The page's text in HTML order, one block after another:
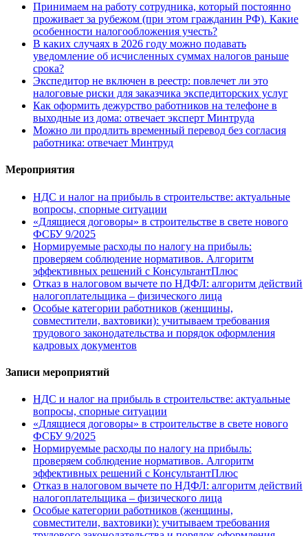
Принимаем на работу сотрудника, который постоянно
проживает за рубежом (при этом гражданин РФ). Какие
особенности налогообложения учесть?
В каких случаях в 2026 году можно подавать
уведомление об исчисленных суммах налогов раньше
срока?
Экспедитор не включен в реестр: повлечет ли это
налоговые риски для заказчика экспедиторских услуг
Как оформить дежурство работников на телефоне в
выходные из дома: отвечает эксперт Минтруда
Можно ли продлить временный перевод без согласия
работника: отвечает Минтруд
Мероприятия
НДС и налог на прибыль в строительстве: актуальные
вопросы, спорные ситуации
«Длящиеся договоры» в строительстве в свете нового
ФСБУ 9/2025
Нормируемые расходы по налогу на прибыль:
проверяем соблюдение нормативов. Алгоритм
эффективных решений с КонсультантПлюс
Отказ в налоговом вычете по НДФЛ: алгоритм действий
налогоплательщика – физического лица
Особые категории работников (женщины,
совместители, вахтовики): учитываем требования
трудового законодательства и порядок оформления
кадровых документов
Записи мероприятий
НДС и налог на прибыль в строительстве: актуальные
вопросы, спорные ситуации
«Длящиеся договоры» в строительстве в свете нового
ФСБУ 9/2025
Нормируемые расходы по налогу на прибыль:
проверяем соблюдение нормативов. Алгоритм
эффективных решений с КонсультантПлюс
Отказ в налоговом вычете по НДФЛ: алгоритм действий
налогоплательщика – физического лица
Особые категории работников (женщины,
совместители, вахтовики): учитываем требования